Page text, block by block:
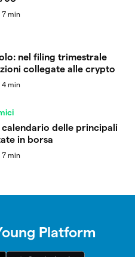
7 min
nel filing trimestrale
collegate alle crypto
4 min
calendario delle principali
in borsa
7 min
Platform